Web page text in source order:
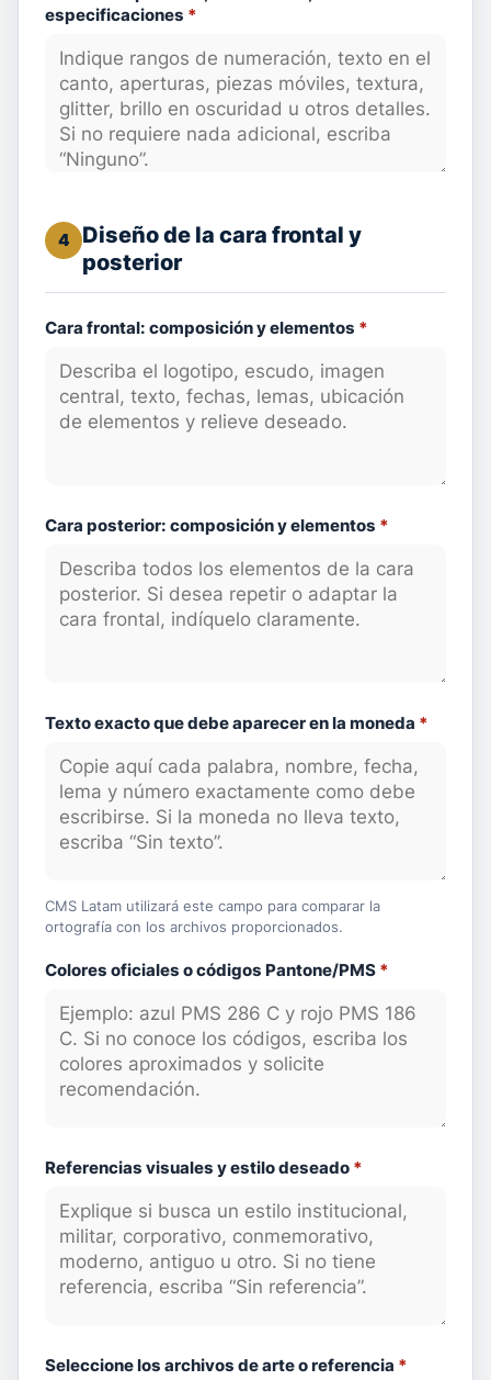
especificaciones *
4
Diseño de la cara frontal y
posterior
Cara frontal: composición y elementos *
Cara posterior: composición y elementos *
Texto exacto que debe aparecer en la moneda *
CMS Latam utilizará este campo para comparar la
ortografía con los archivos proporcionados.
Colores oficiales o códigos Pantone/PMS *
Referencias visuales y estilo deseado *
Seleccione los archivos de arte o referencia *